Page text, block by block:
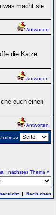
macht sie
Antworten
die Katze
Antworten
euch einen
Antworten
zu
| nächstes Thema »
| Nach oben